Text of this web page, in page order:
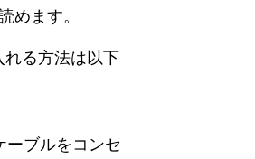
めます。
る方法は以下
ーブルをコンセ